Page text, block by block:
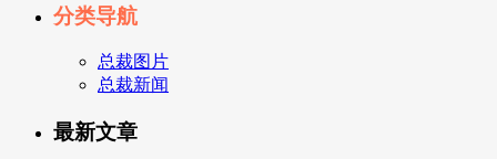
分类导航
总裁图片
总裁新闻
最新文章